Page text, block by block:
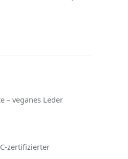
– veganes Leder
zertifizierter